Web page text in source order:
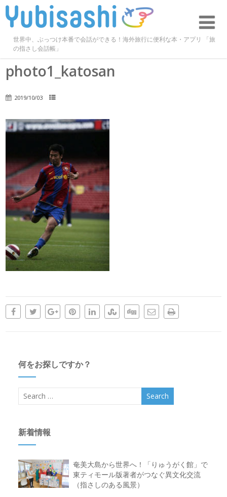
世界中、ぶっつけ本番で会話ができる！海外旅行に便利な本・アプリ 「旅
の指さし会話帳」
photo1_katosan
2019/10/03
何をお探しですか？
新着情報
奄美大島から世界へ！「りゅうがく館」で
東ティモール版著者がつなぐ異文化交流
（指さしのある風景）